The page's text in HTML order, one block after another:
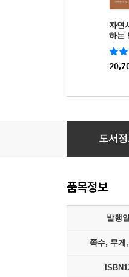
자연
하는
나무 사람 친구
도서
품목정보
발행일
쪽수, 무게,